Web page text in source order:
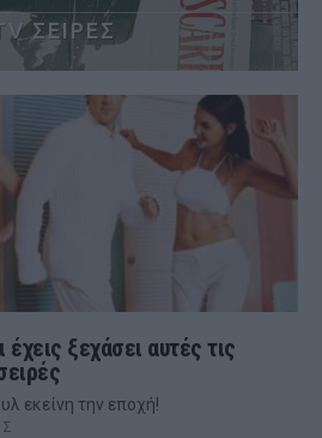
ΣΕΙΡΕΣ
ξεχάσει αυτές τις
εκείνη την εποχή!